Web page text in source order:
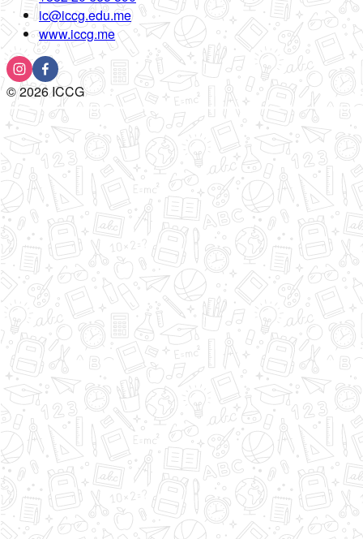
ic@iccg.edu.me
www.iccg.me
©2026ICCG